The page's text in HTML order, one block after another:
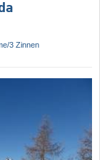
​3 Zinnen